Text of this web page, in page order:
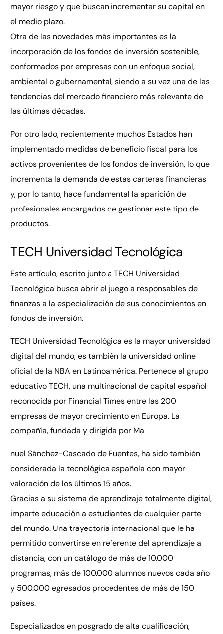
mayor riesgo y que buscan incrementar su capital en
el medio plazo.
Otra de las novedades más importantes es la
incorporación de los fondos de inversión sostenible,
conformados por empresas con un enfoque social,
ambiental o gubernamental, siendo a su vez una de las
tendencias del mercado financiero más relevante de
las últimas décadas.
Por otro lado, recientemente muchos Estados han
implementado medidas de beneficio fiscal para los
activos provenientes de los fondos de inversión, lo que
incrementa la demanda de estas carteras financieras
y, por lo tanto, hace fundamental la aparición de
profesionales encargados de gestionar este tipo de
productos.
TECH Universidad Tecnológica
Este artículo, escrito junto a TECH Universidad
Tecnológica busca abrir el juego a responsables de
finanzas a la especialización de sus conocimientos en
fondos de inversión.
TECH Universidad Tecnológica es la mayor universidad
digital del mundo, es también la universidad online
oficial de la NBA en Latinoamérica. Pertenece al grupo
educativo TECH, una multinacional de capital español
reconocida por Financial Times entre las 200
empresas de mayor crecimiento en Europa. La
compañía, fundada y dirigida por Ma
nuel Sánchez-Cascado de Fuentes, ha sido también
considerada la tecnológica española con mayor
valoración de los últimos 15 años.
Gracias a su sistema de aprendizaje totalmente digital,
imparte educación a estudiantes de cualquier parte
del mundo. Una trayectoria internacional que le ha
permitido convertirse en referente del aprendizaje a
distancia, con un catálogo de más de 10.000
programas, más de 100.000 alumnos nuevos cada año
y 500.000 egresados procedentes de más de 150
países.
Especializados en posgrado de alta cualificación,